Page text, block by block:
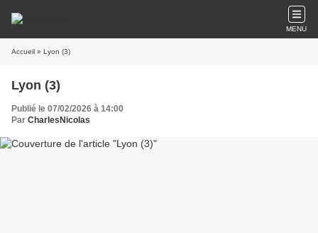
MENU
Accueil » Lyon (3)
Lyon (3)
Publié le 07/02/2026 à 14:00
Par CharlesNicolas